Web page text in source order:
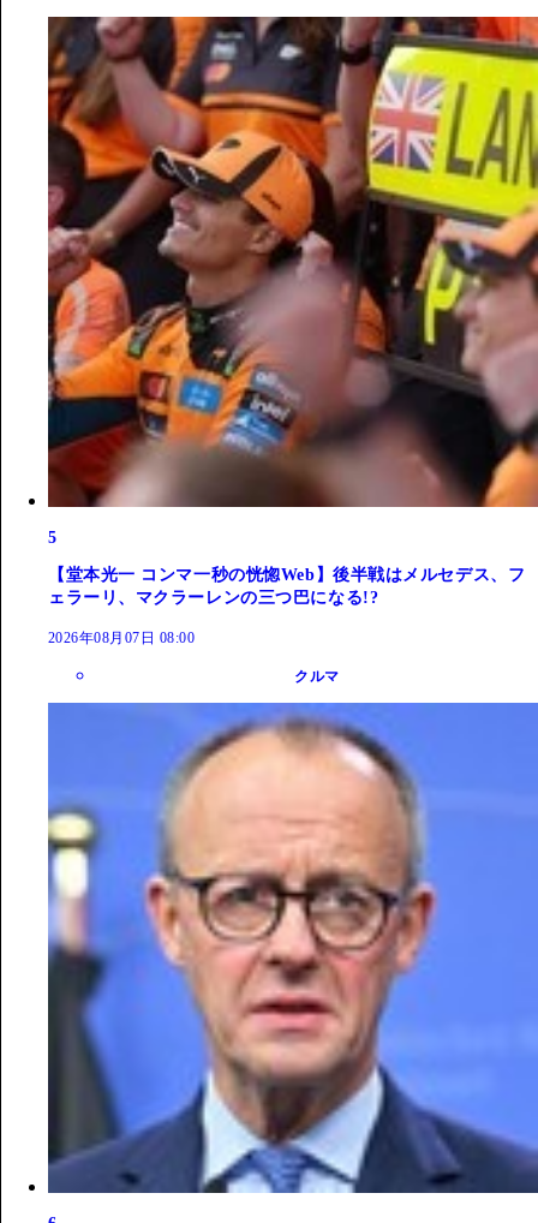
5
【堂本光一 コンマ一秒の恍惚Web】後半戦はメルセデス、フ
ェラーリ、マクラーレンの三つ巴になる!?
2026年08月07日 08:00
クルマ